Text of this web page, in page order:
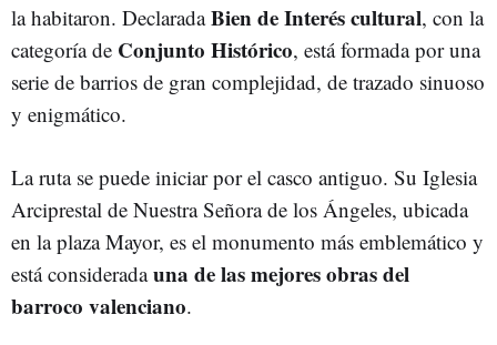
la habitaron. DeclaradaBien de Interés cultural, con la
categoría de Conjunto Histórico, está formada por una
serie de barrios de gran complejidad, de trazado sinuoso
y enigmático.
La ruta se puede iniciar por el casco antiguo. Su Iglesia
Arciprestal de Nuestra Señora de los Ángeles, ubicada
en la plaza Mayor, es el monumento más emblemático y
está consideradauna de las mejores obras del
barroco valenciano.